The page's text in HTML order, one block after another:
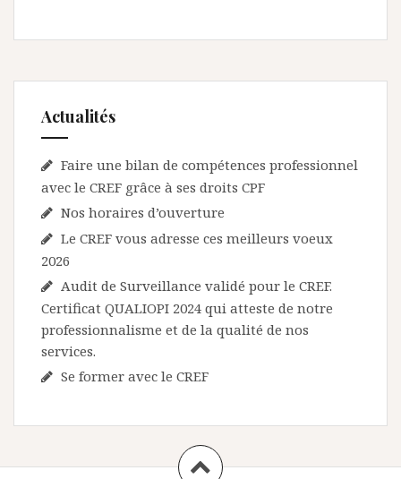
Actualités
Faire une bilan de compétences professionnel
avec le CREF grâce à ses droits CPF
Nos horaires d’ouverture
Le CREF vous adresse ces meilleurs voeux
2026
Audit de Surveillance validé pour le CREF.
Certificat QUALIOPI 2024 qui atteste de notre
professionnalisme et de la qualité de nos
services.
Se former avec le CREF